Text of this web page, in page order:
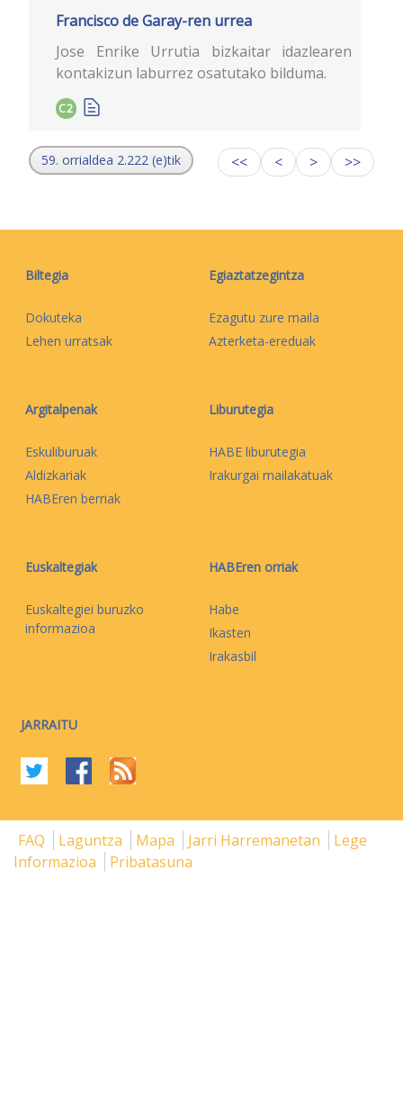
Francisco de Garay-ren urrea
Jose Enrike Urrutia bizkaitar idazlearen
kontakizun laburrez osatutako bilduma.
C2
59. orrialdea 2.222 (e)tik << < > >>
Biltegia
Dokuteka
Lehen urratsak
Egiaztatzegintza
Ezagutu zure maila
Azterketa-ereduak
Argitalpenak
Eskuliburuak
Aldizkariak
HABEren berriak
Liburutegia
HABE liburutegia
Irakurgai mailakatuak
Euskaltegiak
Euskaltegiei buruzko
informazioa
HABEren orriak
Habe
Ikasten
Irakasbil
JARRAITU
FAQ Laguntza Mapa Jarri Harremanetan
Lege
Informazioa
Pribatasuna